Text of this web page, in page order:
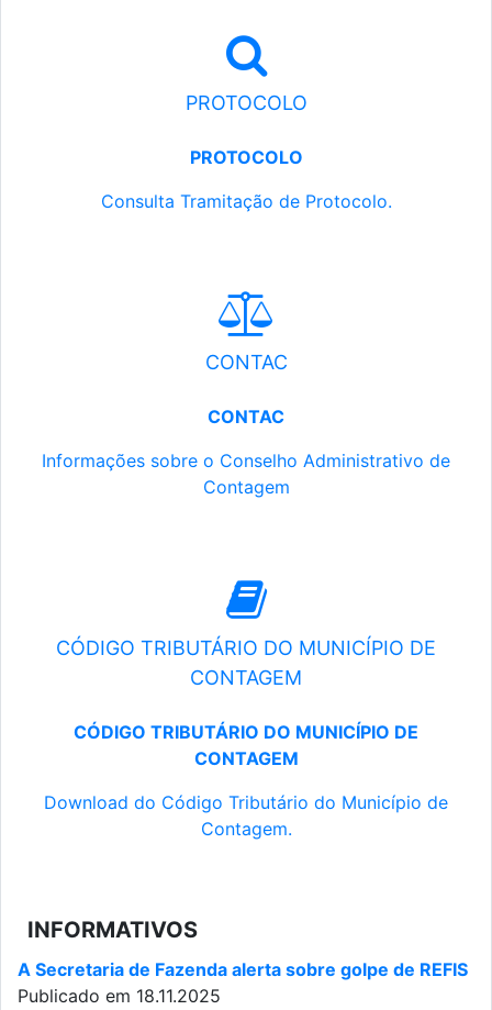
PROTOCOLO
PROTOCOLO
Consulta Tramitação de Protocolo.
CONTAC
CONTAC
Informações sobre o Conselho Administrativo de
Contagem
CÓDIGO TRIBUTÁRIO DO MUNICÍPIO DE
CONTAGEM
CÓDIGO TRIBUTÁRIO DO MUNICÍPIO DE
CONTAGEM
Download do Código Tributário do Município de
Contagem.
INFORMATIVOS
A Secretaria de Fazenda alerta sobre golpe de REFIS
Publicado em 18.11.2025